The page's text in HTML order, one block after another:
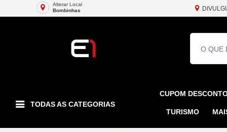
Alterar Local
Bombinhas
TODAS AS CATEGORIAS
CUPOM
TURISMO